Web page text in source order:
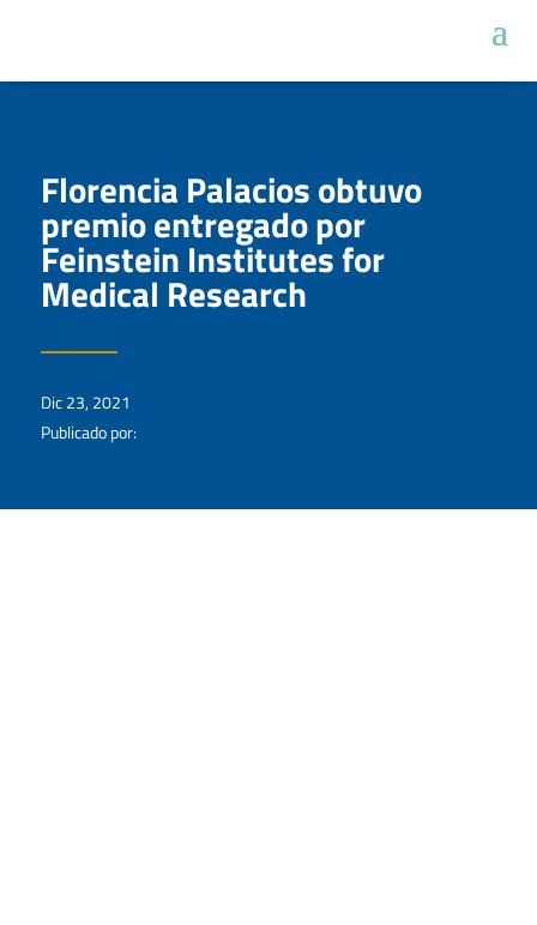
Florencia Palacios obtuvo
premio entregado por
Feinstein Institutes for
Medical Research
Dic 23, 2021
Publicado por: